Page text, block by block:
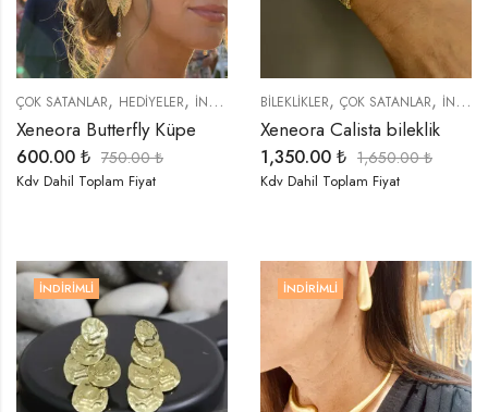
ÇOK SATANLAR, HEDIYELER, İNDIRIMLI ÜRÜNLER ,KÜPELER,ÖZEL SERİLER ,
Xeneora Butterfly Küpe
600.00 ₺ 750.00₺
Kdv Dahil Toplam Fiyat
BİLEKLİKLER, ÇOK SATANLAR, İNDIRIMLI ÜRÜNLER
Xeneora Calista bileklik
1,350.00 ₺ 1,650.00₺
Kdv Dahil Toplam Fiyat
İNDIRIMLI İNDIRIMLI